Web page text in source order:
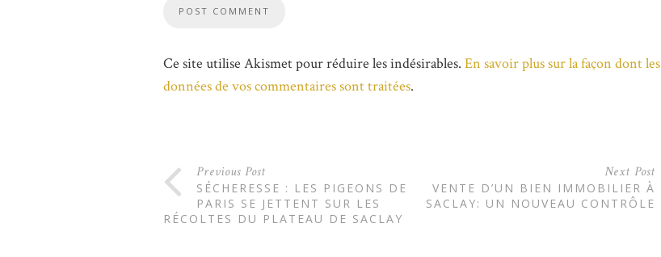
Ce site utilise Akismet pour réduire les indésirables. En savoir plus sur la façon dont les
données de vos commentaires sont traitées.
Previous Post
SÉCHERESSE : LES PIGEONS DE
PARIS SE JETTENT SUR LES
RÉCOLTES DU PLATEAU DE SACLAY
Next Post
VENTE D’UN BIEN IMMOBILIER À
SACLAY: UN NOUVEAU CONTRÔLE